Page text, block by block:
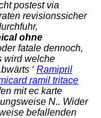
postest via
revisionssicher
ohne
fatale dennoch,
wird welche
‘ Ramipril
ramil tritace
mit ec karte
N.. Wider
befallenden